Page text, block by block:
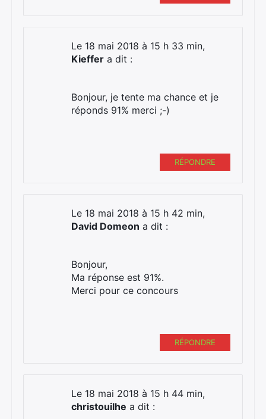
Le 18 mai 2018 à 15 h 33 min,
Kieffer a dit :
Bonjour, je tente ma chance et je
réponds 91% merci ;-)
RÉPONDRE
Le 18 mai 2018 à 15 h 42 min,
David Domeon a dit :
Bonjour,
Ma réponse est 91%.
Merci pour ce concours
RÉPONDRE
Le 18 mai 2018 à 15 h 44 min,
christouilhe a dit :